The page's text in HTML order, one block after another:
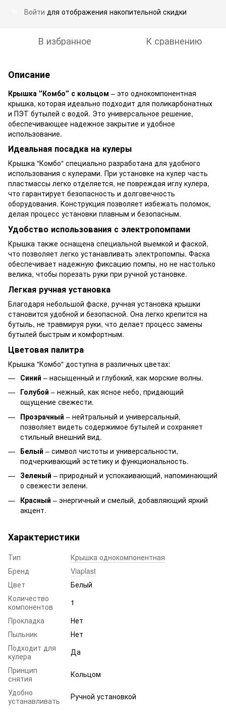
Войти для отображения накопительной скидки
В избранное К сравнению
Описание
Крышка "Комбо" с кольцом – это однокомпонентная
крышка, которая идеально подходит для поликарбонатных
и ПЭТ бутылей с водой. Это универсальное решение,
обеспечивающее надежное закрытие и удобное
использование.
Идеальная посадка на кулеры
Крышка "Комбо" специально разработана для удобного
использования с кулерами. При установке на кулер часть
пластмассы легко отделяется, не повреждая иглу кулера,
что гарантирует безопасность и долговечность
оборудования. Конструкция позволяет избежать поломок,
делая процесс установки плавным и безопасным.
Удобство использования с электропомпами
Крышка также оснащена специальной выемкой и фаской,
что позволяет легко устанавливать электропомпы. Фаска
обеспечивает надежную фиксацию помпы, но не настолько
велика, чтобы порезать руки при ручной установке.
Легкая ручная установка
Благодаря небольшой фаске, ручная установка крышки
становится удобной и безопасной. Она легко крепится на
бутыль, не травмируя руки, что делает процесс замены
бутылей быстрым и комфортным.
Цветовая палитра
Крышка "Комбо" доступна в различных цветах:
Синий – насыщенный и глубокий, как морские волны.
Голубой – нежный, как ясное небо, придающий
ощущение свежести.
Прозрачный – нейтральный и универсальный,
позволяет видеть содержимое бутылей и сохраняет
стильный внешний вид.
Белый – символ чистоты и универсальности,
подчеркивающий эстетику и функциональность.
Зеленый – природный и успокаивающий, напоминающий
о свежести зелени.
Красный – энергичный и смелый, добавляющий яркий
акцент.
Характеристики
Тип
Крышка однокомпонентная
Бренд
Viaplast
Цвет
Белый
Количество
компонентов
1
Прокладка
Нет
Пыльник
Нет
Подходит для
кулера
Да
Принцип
снятия
Кольцом
Удобно
устанавливать
Ручной установкой